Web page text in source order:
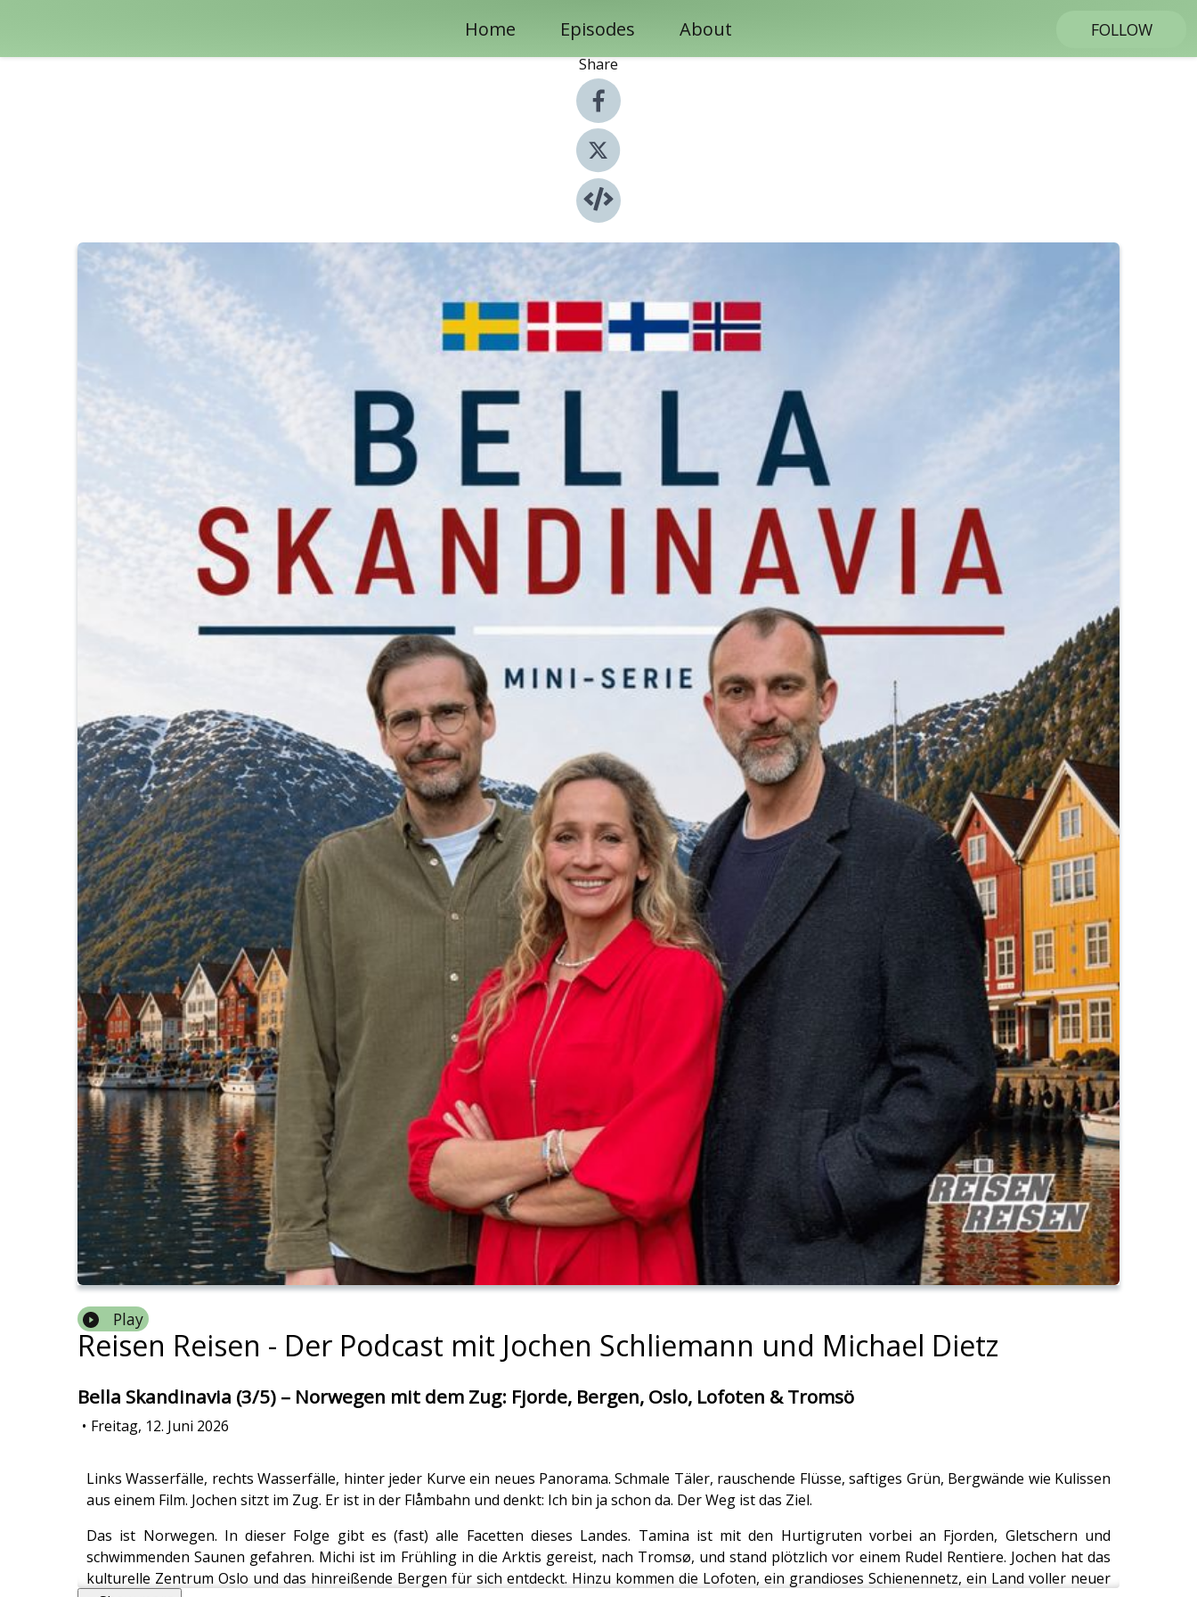
Home Episodes About FOLLOW
Share
Play
Reisen Reisen - Der Podcast mit Jochen Schliemann und Michael Dietz
Bella Skandinavia (3/5) – Norwegen mit dem Zug: Fjorde, Bergen, Oslo, Lofoten & Tromsö
• Freitag, 12. Juni 2026
Links Wasserfälle, rechts Wasserfälle, hinter jeder Kurve ein neues Panorama. Schmale Täler, rauschende Flüsse, saftiges Grün, Bergwände wie Kulissen
aus einem Film. Jochen sitzt im Zug. Er ist in der Flåmbahn und denkt: Ich bin ja schon da. Der Weg ist das Ziel.
Das ist Norwegen. In dieser Folge gibt es (fast) alle Facetten dieses Landes. Tamina ist mit den Hurtigruten vorbei an Fjorden, Gletschern und
schwimmenden Saunen gefahren. Michi ist im Frühling in die Arktis gereist, nach Tromsø, und stand plötzlich vor einem Rudel Rentiere. Jochen hat das
kulturelle Zentrum Oslo und das hinreißende Bergen für sich entdeckt. Hinzu kommen die Lofoten, ein grandioses Schienennetz, ein Land voller neuer